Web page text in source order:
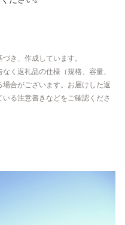
き、作成しています。
く返礼品の仕様（規格、容量、
合がございます。お届けした返
る注意書きなどをご確認くださ